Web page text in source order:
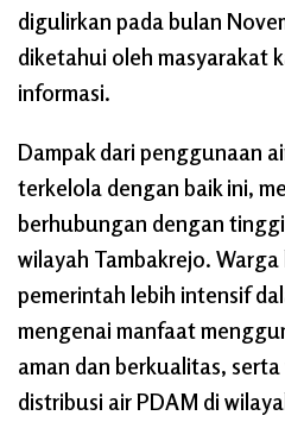
digulirkan pada bulan
diketahui oleh masyarakat
informasi.
Dampak dari penggunaan
terkelola dengan baik ini,
berhubungan dengan
wilayah Tambakrejo.
pemerintah lebih intensif
mengenai manfaat
aman dan berkualitas,
distribusi air PDAM di